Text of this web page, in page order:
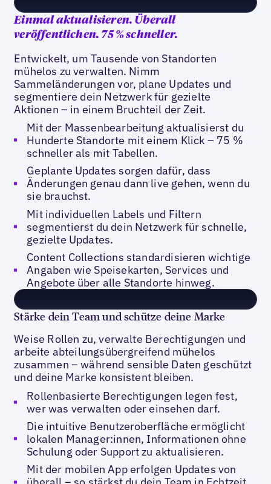
Einmal aktualisieren. Überall
veröffentlichen. 75 % schneller.
Entwickelt, um Tausende von Standorten
mühelos zu verwalten. Nimm
Sammeländerungen vor, plane Updates und
segmentiere dein Netzwerk für gezielte
Aktionen – in einem Bruchteil der Zeit.
Mit der Massenbearbeitung aktualisierst du
Hunderte Standorte mit einem Klick – 75 %
schneller als mit Tabellen.
Geplante Updates sorgen dafür, dass
Änderungen genau dann live gehen, wenn du
sie brauchst.
Mit individuellen Labels und Filtern
segmentierst du dein Netzwerk für schnelle,
gezielte Updates.
Content Collections standardisieren wichtige
Angaben wie Speisekarten, Services und
Angebote über alle Standorte hinweg.
Stärke dein Team und schütze deine Marke
Weise Rollen zu, verwalte Berechtigungen und
arbeite abteilungsübergreifend mühelos
zusammen – während sensible Daten geschützt
und deine Marke konsistent bleiben.
Rollenbasierte Berechtigungen legen fest,
wer was verwalten oder einsehen darf.
Die intuitive Benutzeroberfläche ermöglicht
lokalen Manager:innen, Informationen ohne
Schulung oder Support zu aktualisieren.
Mit der mobilen App erfolgen Updates von